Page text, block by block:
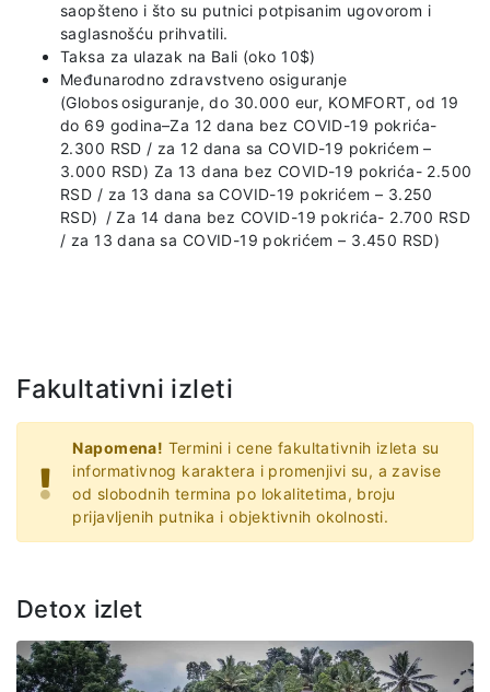
saopšteno i što su putnici potpisanim ugovorom i
saglasnošću prihvatili.
Taksa za ulazak na Bali (oko 10$)
Međunarodno zdravstveno osiguranje
(Globos osiguranje, do 30.000 eur, KOMFORT, od 19
do 69 godina–Za 12 dana bez COVID-19 pokrića-
2.300 RSD / za 12 dana sa COVID-19 pokrićem –
3.000 RSD) Za 13 dana bez COVID-19 pokrića- 2.500
RSD / za 13 dana sa COVID-19 pokrićem – 3.250
RSD) / Za 14 dana bez COVID-19 pokrića- 2.700 RSD
/ za 13 dana sa COVID-19 pokrićem – 3.450 RSD)
Fakultativni izleti
Napomena! Termini i cene fakultativnih izleta su
informativnog karaktera i promenjivi su, a zavise
od slobodnih termina po lokalitetima, broju
prijavljenih putnika i objektivnih okolnosti.
Detox izlet